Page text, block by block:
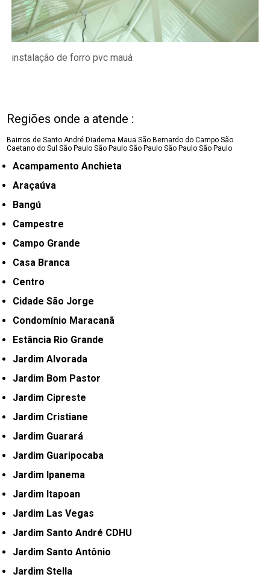
instalação de forro pvc mauá
Regiões onde a atende :
Bairros de Santo André Diadema Maua São Bernardo do Campo São
Caetano do SulSão Paulo São Paulo São Paulo São Paulo São Paulo
Acampamento Anchieta
Araçaúva
Bangú
Campestre
Campo Grande
Casa Branca
Centro
Cidade São Jorge
Condomínio Maracanã
Estância Rio Grande
Jardim Alvorada
Jardim Bom Pastor
Jardim Cipreste
Jardim Cristiane
Jardim Guarará
Jardim Guaripocaba
Jardim Ipanema
Jardim Itapoan
Jardim Las Vegas
Jardim Santo André CDHU
Jardim Santo Antônio
Jardim Stella